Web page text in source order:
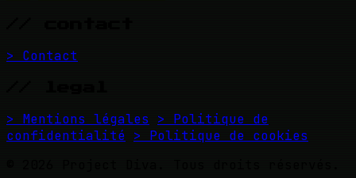
> Contact
> Mentions légales
> Politique de
confidentialité > Politique de cookies